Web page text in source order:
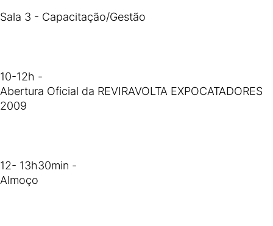
Sala 3 - Capacitação/Gestão
10-12h -
Abertura Oficial da REVIRAVOLTA EXPOCATADORES
2009
12- 13h30min -
Almoço